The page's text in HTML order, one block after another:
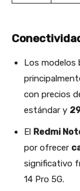
Los modelos
con precios
estándar y
El Redmi
por ofrecer
significativo
14 Pro 5G.